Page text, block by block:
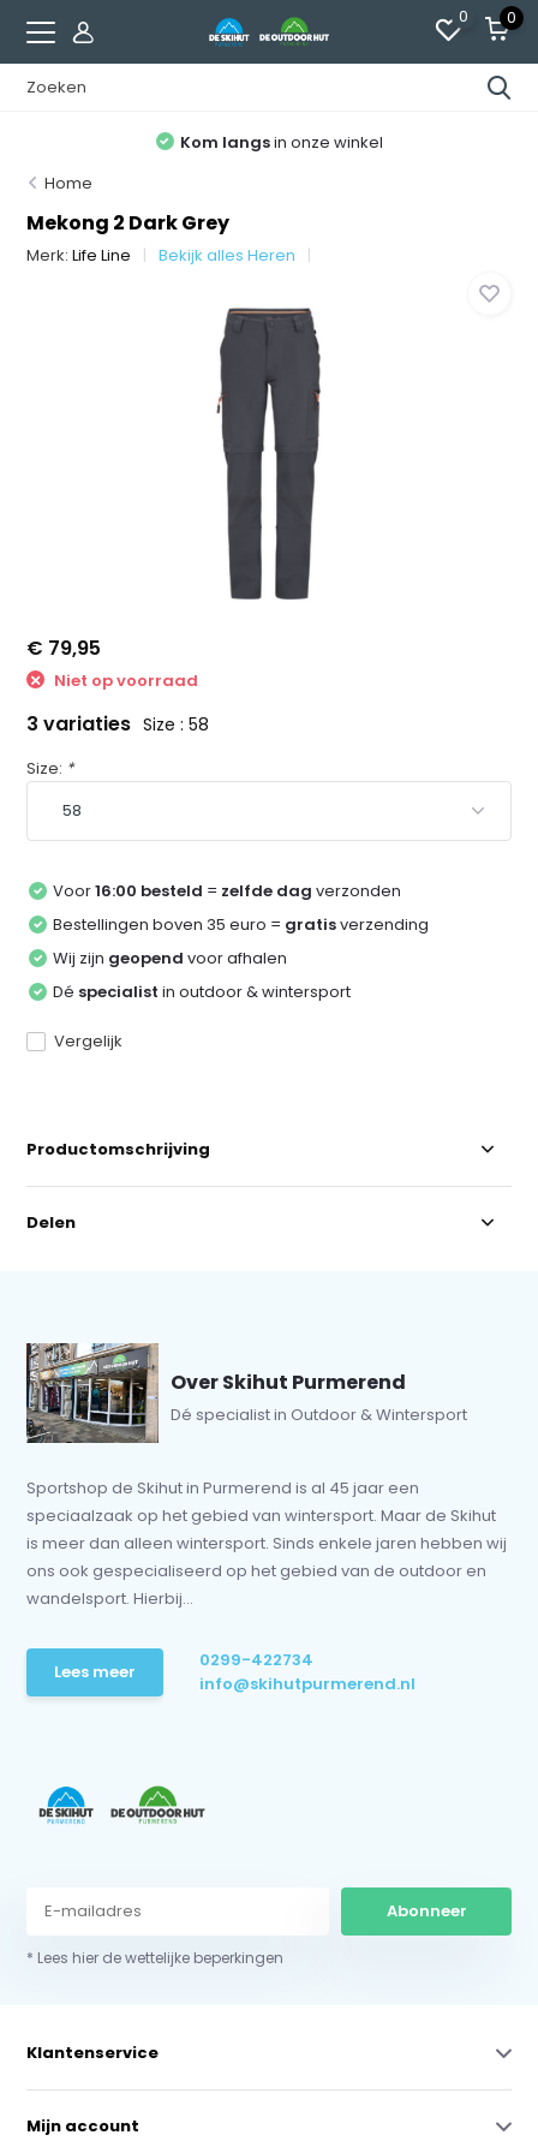
0 0
Kom langsin onze winkel
Home
Mekong 2 Dark Grey
Merk:Life Line Bekijk alles Heren
€ 79,95
Niet op voorraad
3 variaties Size : 58
Size: *
Voor16:00 besteld = zelfde dag verzonden
Bestellingen boven 35 euro = gratisverzending
Wij zijn geopend voor afhalen
Dé specialist in outdoor & wintersport
Vergelijk
Productomschrijving
Delen
Over Skihut Purmerend
Dé specialist in Outdoor & Wintersport
Sportshop de Skihut in Purmerend is al 45 jaar een
speciaalzaak op het gebied van wintersport. Maar de Skihut
is meer dan alleen wintersport. Sinds enkele jaren hebben wij
ons ook gespecialiseerd op het gebied van de outdoor en
wandelsport. Hierbij...
Lees meer
0299-422734
info@skihutpurmerend.nl
Abonneer
* Lees hier de wettelijke beperkingen
Klantenservice
Mijn account